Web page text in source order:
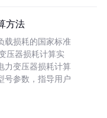
方法
载损耗的国家标准
压器损耗计算实
力变压器损耗计算
号参数，指导用户